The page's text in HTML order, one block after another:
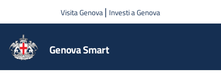
Salta al contenuto principale
Visita Genova| Investi a Genova
Genova Smart